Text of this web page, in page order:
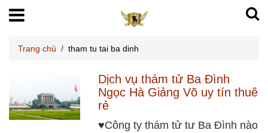
Trang chủ / tham tu tai ba dinh
Dịch vụ thám tử Ba Đình
Ngọc Hà Giảng Võ uy tín thuê
rẻ
♥Công ty thám tử tư Ba Đình nào